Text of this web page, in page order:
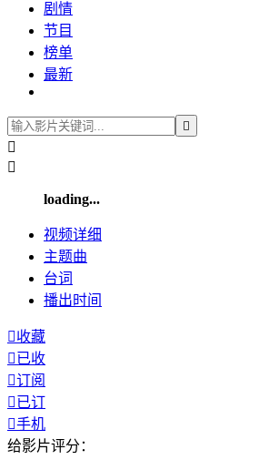
剧情
节目
榜单
最新



loading...
视频详细
主题曲
台词
播出时间
收藏
已收
订阅
已订
手机
给影片评分：